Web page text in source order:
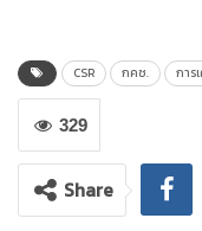
ชมรมกีฬาเปตอง การเคห
รอยยิ้ม ชมรมช่างเทคนิค
CSR กคช. การ
329
Share